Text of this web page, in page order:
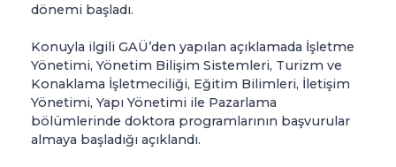
dönemi başladı.
Konuyla ilgili GAÜ’den yapılan açıklamada İşletme
Yönetimi, Yönetim Bilişim Sistemleri, Turizm ve
Konaklama İşletmeciliği, Eğitim Bilimleri, İletişim
Yönetimi, Yapı Yönetimi ile Pazarlama
bölümlerinde doktora programlarının başvurular
almaya başladığı açıklandı.